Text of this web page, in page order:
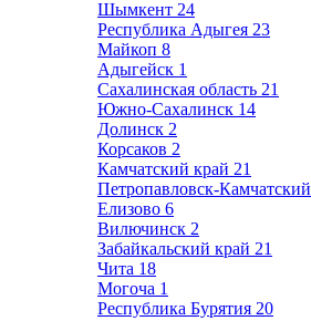
Шымкент 24
Республика Адыгея 23
Майкоп 8
Адыгейск 1
Сахалинская область 21
Южно-Сахалинск 14
Долинск 2
Корсаков 2
Камчатский край 21
Петропавловск-Камчатский
Елизово 6
Вилючинск 2
Забайкальский край 21
Чита 18
Могоча 1
Республика Бурятия 20